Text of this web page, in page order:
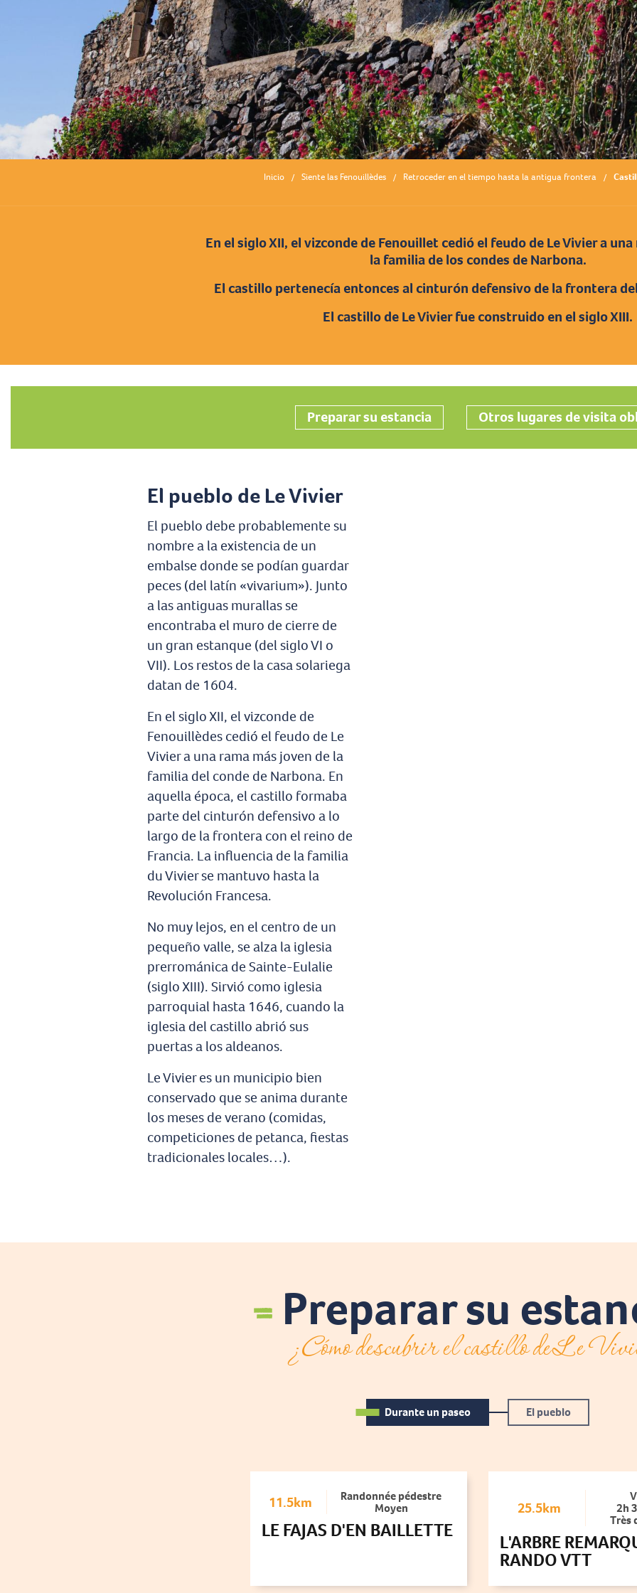
Inicio Siente las Fenouillèdes Retroceder en el tiempo hasta la antigua frontera
En el siglo XII, el vizconde de Fenouillet cedió el feudo de Le Vivier a
la familia de los condes de Narbona.
El castillo pertenecía entonces al cinturón defensivo de la frontera
El castillo de Le Vivier fue construido en el siglo XIII.
Preparar su estancia Otros lugares de visita
El pueblo de Le Vivier
El pueblo debe probablemente su
nombre a la existencia de un
embalse donde se podían guardar
peces (del latín «vivarium»). Junto
a las antiguas murallas se
encontraba el muro de cierre de
un gran estanque (del siglo VI o
VII). Los restos de la casa solariega
datan de 1604.
En el siglo XII, el vizconde de
Fenouillèdes cedió el feudo de Le
Vivier a una rama más joven de la
familia del conde de Narbona. En
aquella época, el castillo formaba
parte del cinturón defensivo a lo
largo de la frontera con el reino de
Francia. La influencia de la familia
du Vivier se mantuvo hasta la
Revolución Francesa.
No muy lejos, en el centro de un
pequeño valle, se alza la iglesia
prerrománica de Sainte-Eulalie
(siglo XIII). Sirvió como iglesia
parroquial hasta 1646, cuando la
iglesia del castillo abrió sus
puertas a los aldeanos.
Le Vivier es un municipio bien
conservado que se anima durante
los meses de verano (comidas,
competiciones de petanca, fiestas
tradicionales locales…).
Preparar su
¿Cómo descubrir el castillo de Le
Durante un paseo El pueblo
11.5km
Randonnée pédestre
Moyen
LE FAJAS D'EN BAILLETTE
25.5km
2h
Très
L'ARBRE
RANDO VTT